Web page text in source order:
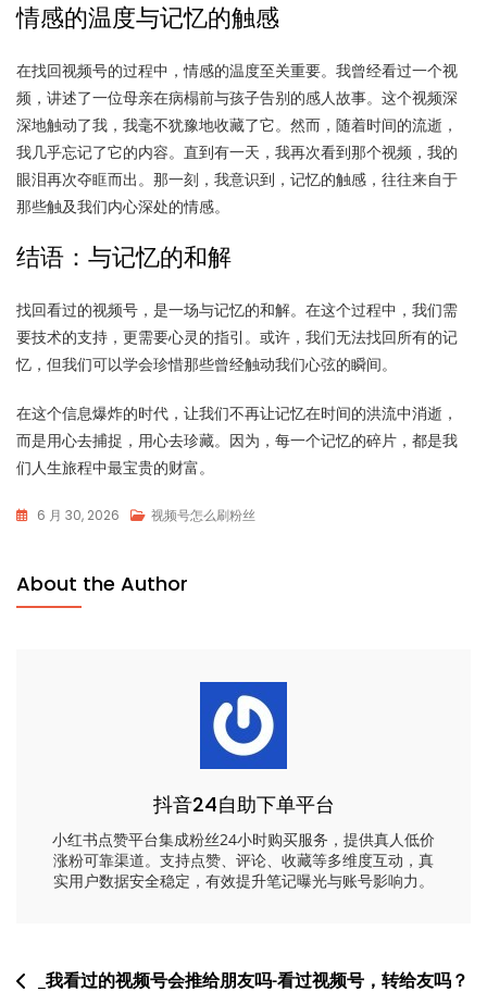
情感的温度与记忆的触感
在找回视频号的过程中，情感的温度至关重要。我曾经看过一个视
频，讲述了一位母亲在病榻前与孩子告别的感人故事。这个视频深
深地触动了我，我毫不犹豫地收藏了它。然而，随着时间的流逝，
我几乎忘记了它的内容。直到有一天，我再次看到那个视频，我的
眼泪再次夺眶而出。那一刻，我意识到，记忆的触感，往往来自于
那些触及我们内心深处的情感。
结语：与记忆的和解
找回看过的视频号，是一场与记忆的和解。在这个过程中，我们需
要技术的支持，更需要心灵的指引。或许，我们无法找回所有的记
忆，但我们可以学会珍惜那些曾经触动我们心弦的瞬间。
在这个信息爆炸的时代，让我们不再让记忆在时间的洪流中消逝，
而是用心去捕捉，用心去珍藏。因为，每一个记忆的碎片，都是我
们人生旅程中最宝贵的财富。
6 月 30, 2026 视频号怎么刷粉丝
About the Author
抖音24自助下单平台
小红书点赞平台集成粉丝24小时购买服务，提供真人低价
涨粉可靠渠道。支持点赞、评论、收藏等多维度互动，真
实用户数据安全稳定，有效提升笔记曝光与账号影响力。
文 _我看过的视频号会推给朋友吗-看过视频号，转给友吗？